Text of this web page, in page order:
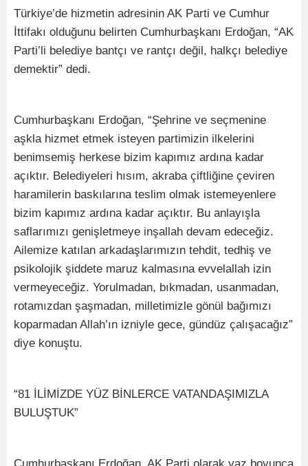
Türkiye’de hizmetin adresinin AK Parti ve Cumhur
İttifakı olduğunu belirten Cumhurbaşkanı Erdoğan, “AK
Parti’li belediye bantçı ve rantçı değil, halkçı belediye
demektir” dedi.
Cumhurbaşkanı Erdoğan, “Şehrine ve seçmenine
aşkla hizmet etmek isteyen partimizin ilkelerini
benimsemiş herkese bizim kapımız ardına kadar
açıktır. Belediyeleri hısım, akraba çiftliğine çeviren
haramilerin baskılarına teslim olmak istemeyenlere
bizim kapımız ardına kadar açıktır. Bu anlayışla
saflarımızı genişletmeye inşallah devam edeceğiz.
Ailemize katılan arkadaşlarımızın tehdit, tedhiş ve
psikolojik şiddete maruz kalmasına evvelallah izin
vermeyeceğiz. Yorulmadan, bıkmadan, usanmadan,
rotamızdan şaşmadan, milletimizle gönül bağımızı
koparmadan Allah’ın izniyle gece, gündüz çalışacağız”
diye konuştu.
“81 İLİMİZDE YÜZ BİNLERCE VATANDAŞIMIZLA
BULUŞTUK”
Cumhurbaşkanı Erdoğan, AK Parti olarak yaz boyunca